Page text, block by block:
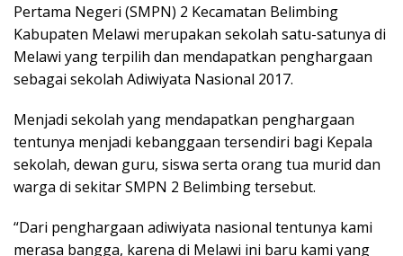
Pertama Negeri (SMPN) 2 Kecamatan Belimbing
Kabupaten Melawi merupakan sekolah satu-satunya di
Melawi yang terpilih dan mendapatkan penghargaan
sebagai sekolah Adiwiyata Nasional 2017.
Menjadi sekolah yang mendapatkan penghargaan
tentunya menjadi kebanggaan tersendiri bagi Kepala
sekolah, dewan guru, siswa serta orang tua murid dan
warga di sekitar SMPN 2 Belimbing tersebut.
“Dari penghargaan adiwiyata nasional tentunya kami
merasa bangga, karena di Melawi ini baru kami yang